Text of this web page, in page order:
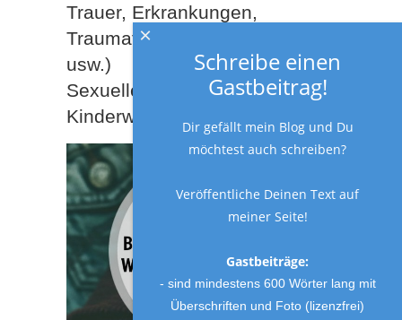
Trauer, Erkrankungen,
Traumata, berufliche Probleme
usw.)
Sexuelle Probleme
Kinderwunsch
Schreibe einen
Gastbeitrag!
Dir gefällt mein Blog und Du
möchtest auch schreiben?
Veröffentliche Deinen Text auf
meiner Seite!
Gastbeiträge:
- sind mindestens 600 Wörter lang mit
Überschriften und Foto (lizenzfrei)
×